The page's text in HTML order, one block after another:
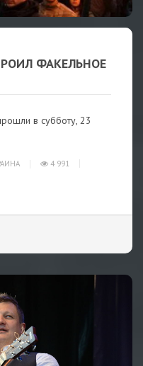
ФАКЕЛЬНОЕ
в субботу, 23
4 991